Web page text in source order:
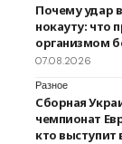
Почему удар
нокауту: что
организмом
07.08.2026
Разное
Сборная
чемпионат
кто